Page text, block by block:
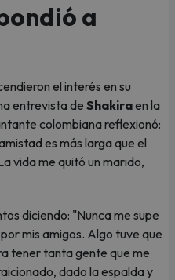
a
el interés en su
entrevista de Shakiraen la
colombiana reflexionó:
es más larga que el
vida me quitó un marido,
diciendo: "Nunca me supe
mis amigos. Algo tuve que
tener tanta gente que me
dado la espalda y